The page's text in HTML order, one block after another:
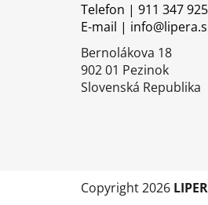
Telefon | 911 347 925
E-mail |
Bernolákova 18
902 01 Pezinok
Slovenská Republika
Copyright 2026